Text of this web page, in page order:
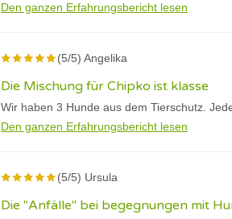
Den ganzen Erfahrungsbericht lesen
(5/5) Angelika
Die Mischung für Chipko ist klasse
Wir haben 3 Hunde aus dem Tierschutz.
Den ganzen Erfahrungsbericht lesen
(5/5) Ursula
Die "Anfälle" bei begegnungen mit